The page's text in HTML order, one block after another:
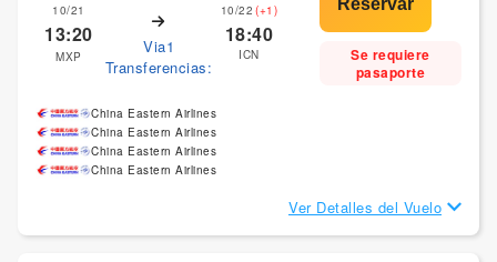
10/21
13:20
MXP
Via1
Transferencias:
10/22 (+1)
18:40
ICN
Se requiere
pasaporte
China Eastern Airlines
China Eastern Airlines
China Eastern Airlines
China Eastern Airlines
Ver Detalles del Vuelo